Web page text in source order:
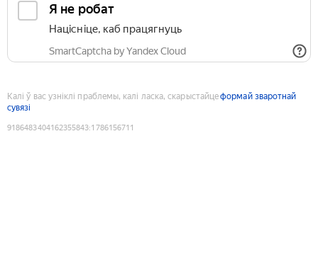
Я не робат
Націсніце, каб працягнуць
SmartCaptcha by Yandex Cloud
Калі ў вас узніклі праблемы, калі ласка, скарыстайцеформай зваротнай
сувязі
9186483404162355843:1786156711